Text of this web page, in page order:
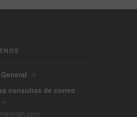
consultas de correo